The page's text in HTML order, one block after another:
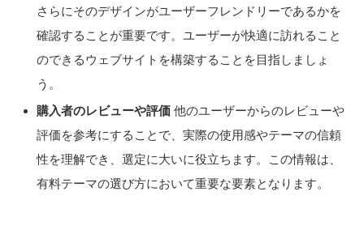
さらにそのデザインがユーザーフレンドリーであるかを
確認することが重要です。ユーザーが快適に訪れること
のできるウェブサイトを構築することを目指しましょ
う。
購入者のレビューや評価 他のユーザーからのレビューや
評価を参考にすることで、実際の使用感やテーマの信頼
性を理解でき、選定に大いに役立ちます。この情報は、
有料テーマの選び方において重要な要素となります。